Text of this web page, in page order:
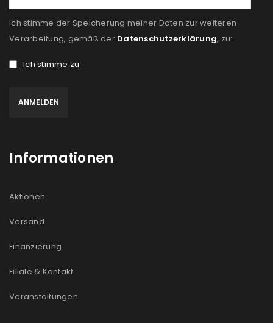
Ich stimme der Speicherung meiner Daten zur weiteren
Verarbeitung, gemäß der Datenschutzerklärung, zu:
Ich stimme zu
Informationen
Aktionen
Versand
Finanzierung
Filiale & Kontakt
Veranstaltungen